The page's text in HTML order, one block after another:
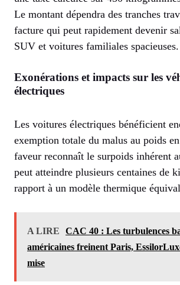
Le montant dépendra des tranches
facture qui peut rapidement devenir
SUV et voitures familiales spacieuses.
Exonérations et impacts sur les
électriques
Les voitures électriques bénéficient
exemption totale du malus au poids
faveur reconnaît le surpoids inhérent
peut atteindre plusieurs centaines de
rapport à un modèle thermique
A LIRE
CAC 40 : Les turbulences
américaines freinent Paris,
mise